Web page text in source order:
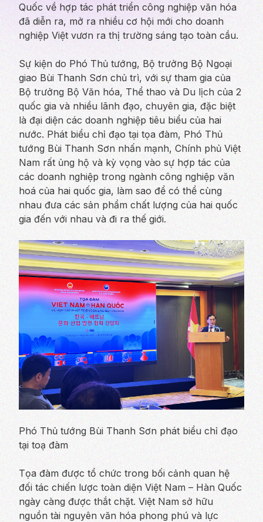
Quốc về hợp tác phát triển công nghiệp văn hóa
đã diễn ra, mở ra nhiều cơ hội mới cho doanh
nghiệp Việt vươn ra thị trường sáng tạo toàn cầu.
Sự kiện do Phó Thủ tướng, Bộ trưởng Bộ Ngoại
giao Bùi Thanh Sơn chủ trì, với sự tham gia của
Bộ trưởng Bộ Văn hóa, Thể thao và Du lịch của 2
quốc gia và nhiều lãnh đạo, chuyên gia, đặc biệt
là đại diện các doanh nghiệp tiêu biểu của hai
nước. Phát biểu chỉ đạo tại tọa đàm, Phó Thủ
tướng Bùi Thanh Sơn nhấn mạnh, Chính phủ Việt
Nam rất ủng hộ và kỳ vọng vào sự hợp tác của
các doanh nghiệp trong ngành công nghiệp văn
hoá của hai quốc gia, làm sao để có thể cùng
nhau đưa các sản phẩm chất lượng của hai quốc
gia đến với nhau và đi ra thế giới.
Phó Thủ tướng Bùi Thanh Sơn phát biểu chỉ đạo
tại toạ đàm
Tọa đàm được tổ chức trong bối cảnh quan hệ
đối tác chiến lược toàn diện Việt Nam – Hàn Quốc
ngày càng được thắt chặt. Việt Nam sở hữu
nguồn tài nguyên văn hóa phong phú và lực